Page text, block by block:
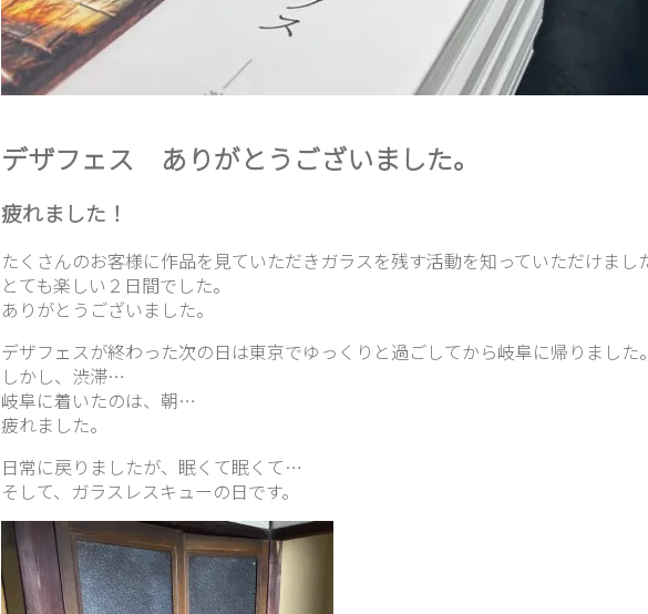
デザフェス ありがとうございました。
疲れました！
たくさんのお客様に作品を見ていただきガラスを残す活動を知っていただけまし
とても楽しい２日間でした。
ありがとうございました。
デザフェスが終わった次の日は東京でゆっくりと過ごしてから岐阜に帰りました
しかし、渋滞…
岐阜に着いたのは、朝…
疲れました。
日常に戻りましたが、眠くて眠くて…
そして、ガラスレスキューの日です。